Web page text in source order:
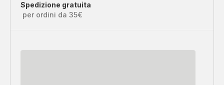
Spedizione gratuita
per ordini da 35€